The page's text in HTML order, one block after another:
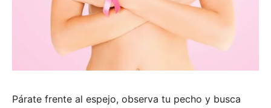
Párate frente al espejo, observa tu pecho y busca